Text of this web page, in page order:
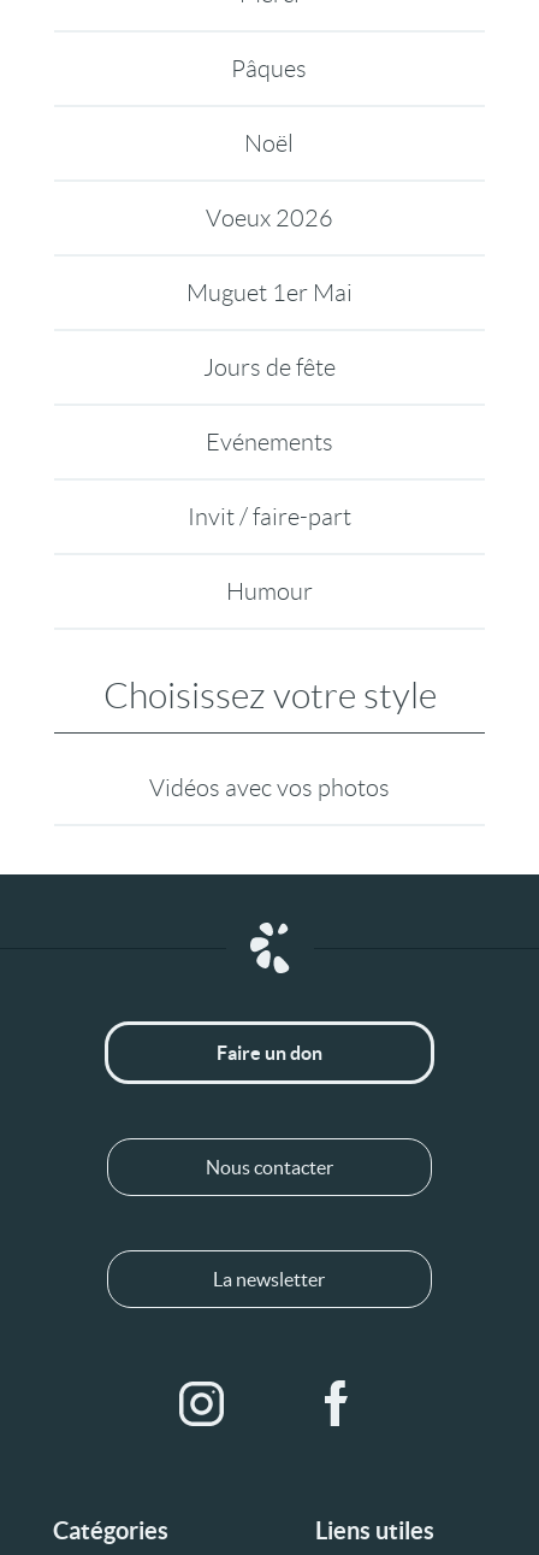
Pâques
Noël
Voeux 2026
Muguet 1er Mai
Jours de fête
Evénements
Invit / faire-part
Humour
Choisissez votre style
Vidéos avec vos photos
Catégories Liens utiles
Faire un don
Nous contacter
La newsletter